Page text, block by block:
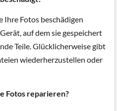
Ihre Fotos beschädigen
auf dem sie gespeichert
Teile. Glücklicherweise gibt
wiederherzustellen oder
Fotos reparieren?